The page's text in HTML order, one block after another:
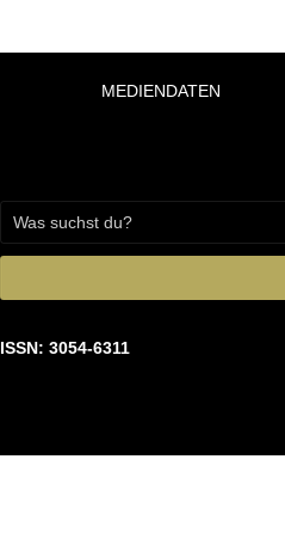
MEDIENDATEN
ISSN: 3054-6311